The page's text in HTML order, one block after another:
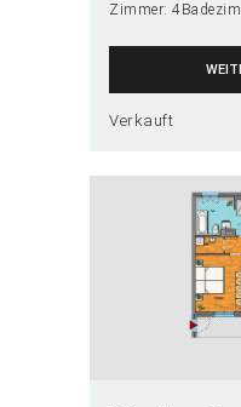
Zimmer: 4
Verkauft